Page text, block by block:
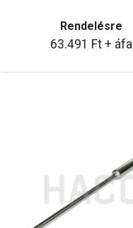
Rendelésre
63.491 Ft+ áfa